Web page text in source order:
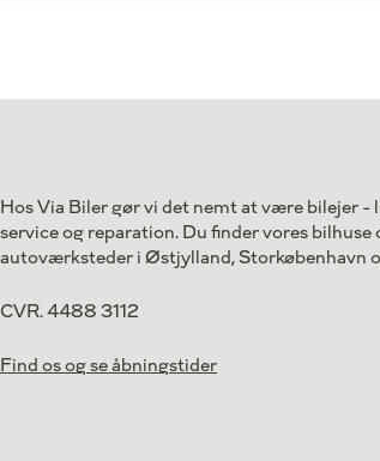
Kontant
234.800
Hos Via Biler gør vi det nemt at være bilejer -
service og reparation. Du finder vores bilhuse
autoværksteder i Østjylland, Storkøbenhavn
CVR. 4488 3112
Find os og se åbningstider